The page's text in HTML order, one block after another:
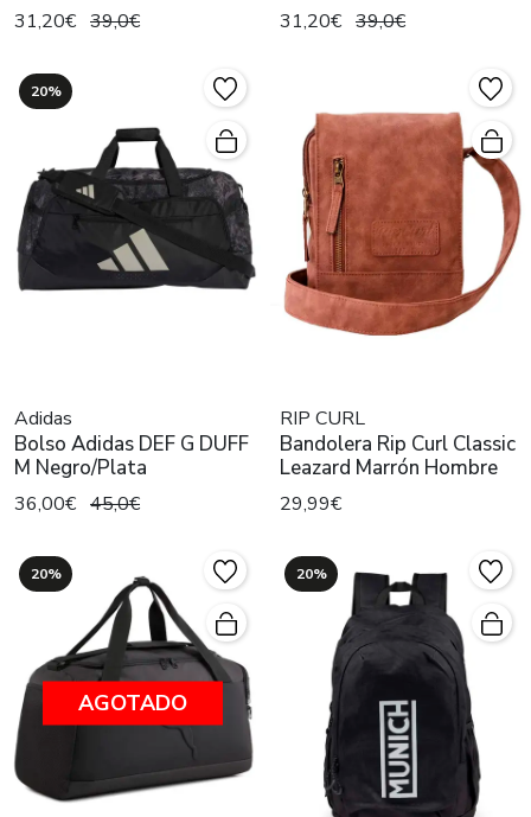
31,20€ 39,0€ 31,20€ 39,0€
20%
Adidas
Bolso Adidas DEF G DUFF
M Negro/Plata
36,00€ 45,0€
RIP CURL
Bandolera Rip Curl Classic
Leazard Marrón Hombre
29,99€
20%
AGOTADO
20%